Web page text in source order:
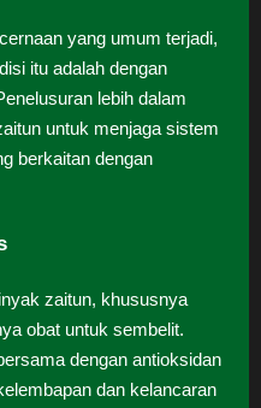
yang umum terjadi,
itu adalah dengan
lebih dalam
untuk menjaga sistem
berkaitan dengan
zaitun, khususnya
obat untuk sembelit.
dengan antioksidan
dan kelancaran